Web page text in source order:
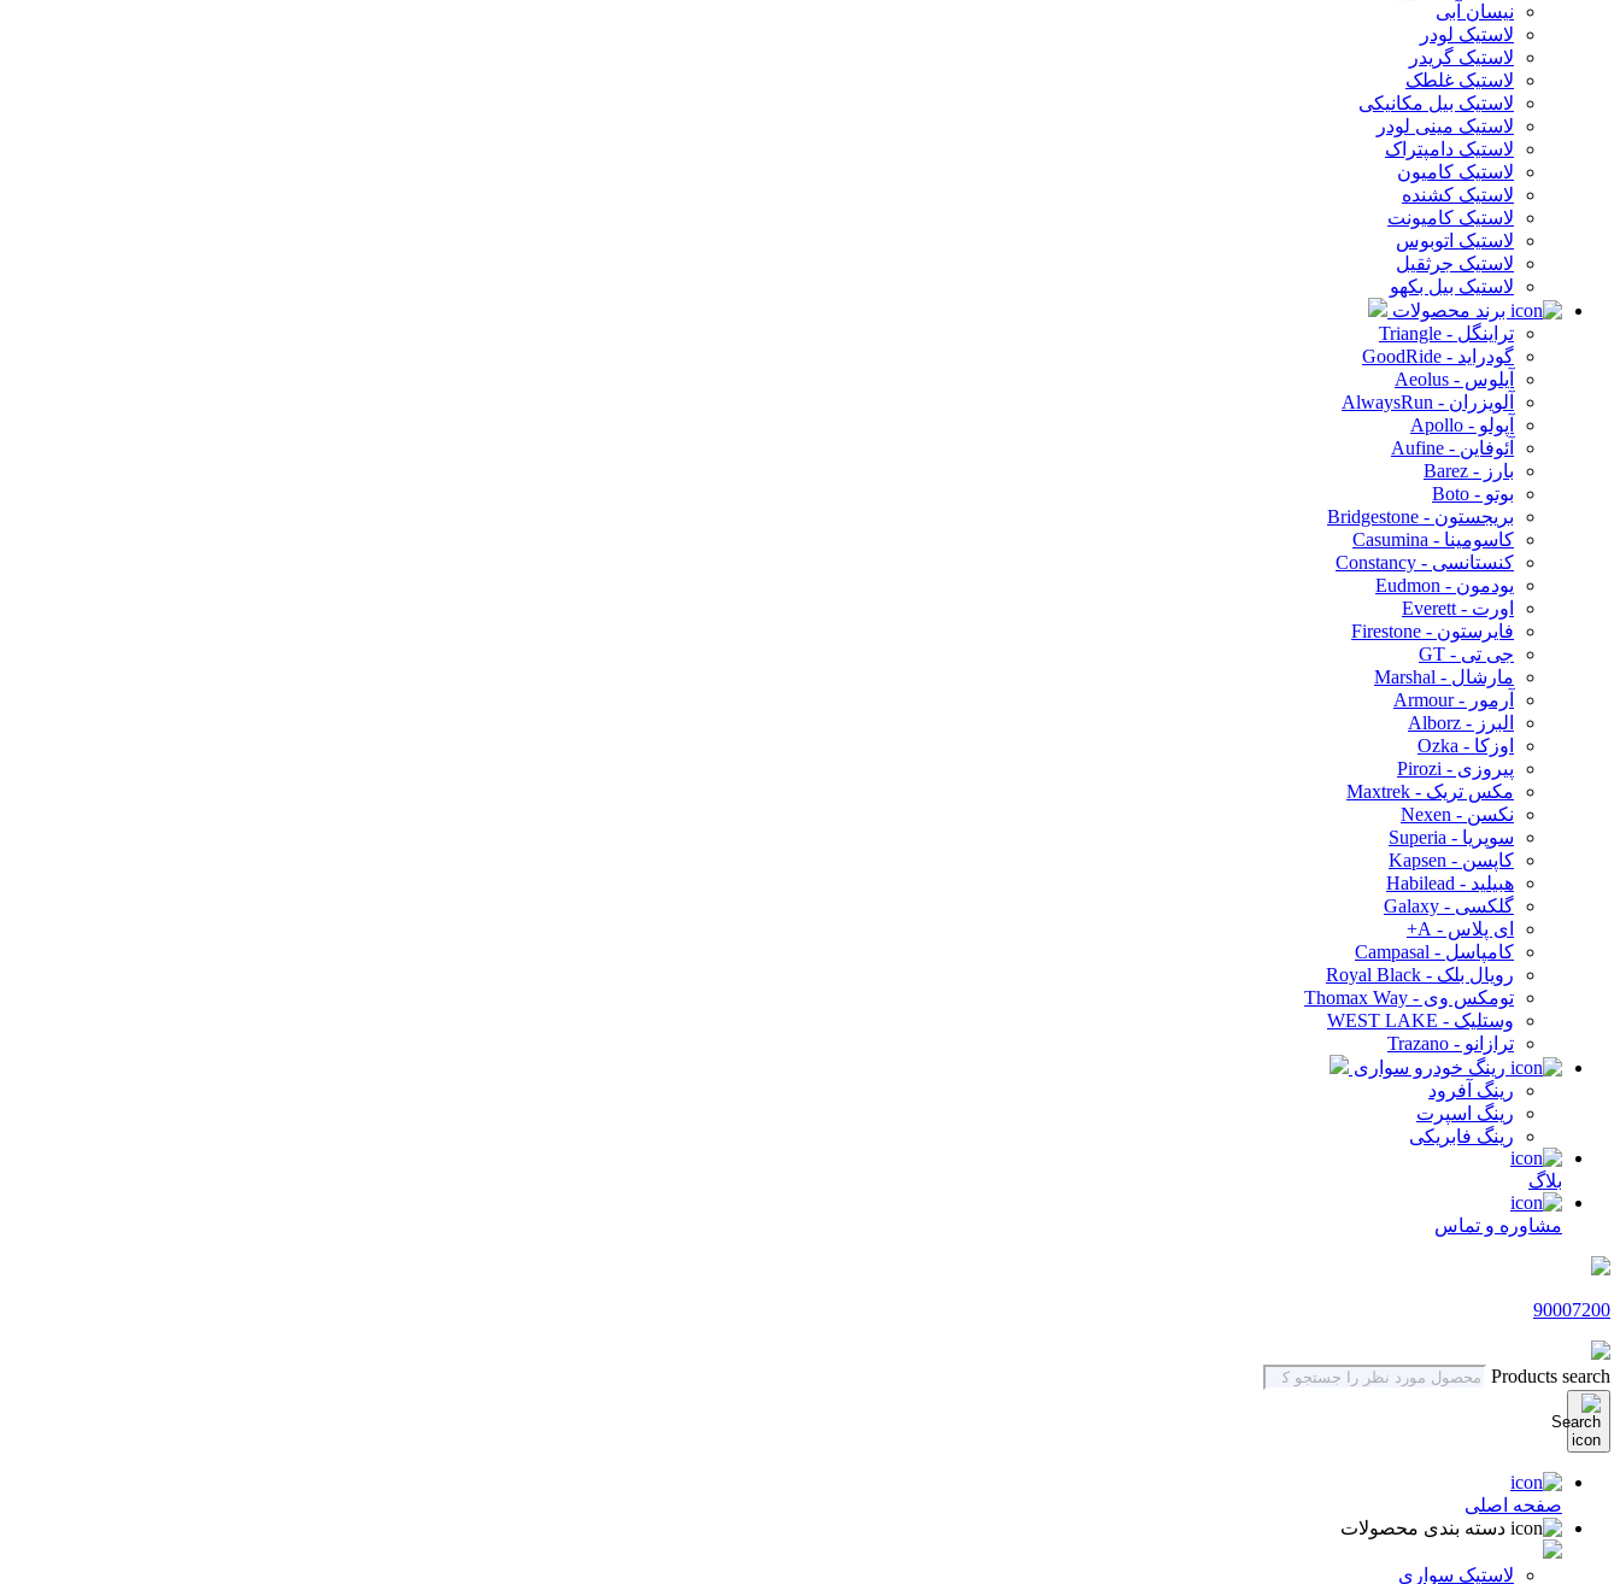
نیسان آبی
لاستیک لودر
لاستیک گریدر
لاستیک غلطک
لاستیک بیل مکانیکی
لاستیک مینی لودر
لاستیک دامپتراک
لاستیک کامیون
لاستیک کشنده
لاستیک کامیونت
لاستیک اتوبوس
لاستیک جرثقیل
لاستیک بیل بکهو
برند محصولات
تراینگل - Triangle
گودراید - GoodRide
آیلوس - Aeolus
آلویزران - AlwaysRun
آپولو - Apollo
آئوفاین - Aufine
بارز - Barez
بوتو - Boto
بریجستون - Bridgestone
کاسومینا - Casumina
کنستانسی - Constancy
یودمون - Eudmon
اورت - Everett
فایرستون - Firestone
جی تی - GT
مارشال - Marshal
آرمور - Armour
البرز - Alborz
اوزکا - Ozka
پیروزی - Pirozi
مکس تریک - Maxtrek
نکسن - Nexen
سوپریا - Superia
کاپسن - Kapsen
هبیلید - Habilead
گلکسی - Galaxy
ای پلاس - A+
کامپاسل - Campasal
رویال بلک - Royal Black
تومکس وی - Thomax Way
وستلیک - WEST LAKE
ترازانو - Trazano
رینگ خودرو سواری
رینگ آفرود
رینگ اسپرت
رینگ فابریکی
بلاگ
مشاوره و تماس
90007200
Products search
صفحه اصلی
دسته بندی محصولات
لاستیک سواری